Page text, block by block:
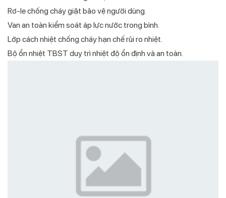
Rơ-le chống cháy giật bảo vệ người dùng.
Van an toàn kiểm soát áp lực nước trong bình.
Lớp cách nhiệt chống cháy hạn chế rủi ro nhiệt.
Bộ ổn nhiệt TBST duy trì nhiệt độ ổn định và an toàn.